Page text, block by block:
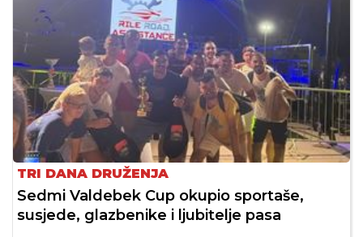
TRI DANA DRUŽENJA
Sedmi Valdebek Cup okupio sportaše,
susjede, glazbenike i ljubitelje pasa